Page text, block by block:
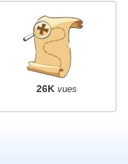
26K vues